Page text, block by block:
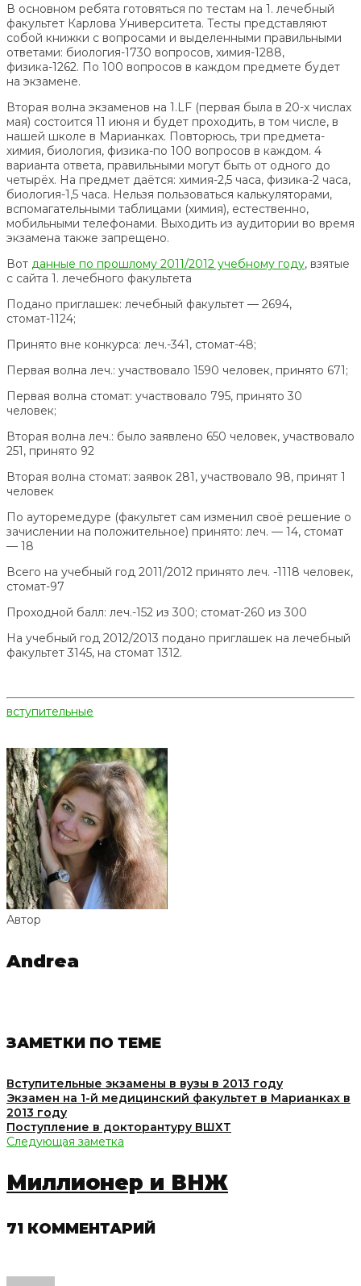
В основном ребята готовяться по тестам на 1. лечебный
факультет Карлова Университета. Тесты представляют
собой книжки с вопросами и выделенными правильными
ответами: биология-1730 вопросов, химия-1288,
физика-1262. По 100 вопросов в каждом предмете будет
на экзамене.
Вторая волна экзаменов на 1.LF (первая была в 20-х числах
мая) состоится 11 июня и будет проходить, в том числе, в
нашей школе в Марианках. Повторюсь, три предмета-
химия, биология, физика-по 100 вопросов в каждом. 4
варианта ответа, правильными могут быть от одного до
четырёх. На предмет даётся: химия-2,5 часа, физика-2 часа,
биология-1,5 часа. Нельзя пользоваться калькуляторами,
вспомагательными таблицами (химия), естественно,
мобильными телефонами. Выходить из аудитории во время
экзамена также запрещено.
Вот данные по прошлому 2011/2012 учебному году, взятые
с сайта 1. лечебного факультета
Подано приглашек: лечебный факультет — 2694,
стомат-1124;
Принято вне конкурса: леч.-341, стомат-48;
Первая волна леч.: участвовало 1590 человек, принято 671;
Первая волна стомат: участвовало 795, принято 30
человек;
Вторая волна леч.: было заявлено 650 человек, участвовало
251, принято 92
Вторая волна стомат: заявок 281, участвовало 98, принят 1
человек
По ауторемедуре (факультет сам изменил своё решение о
зачислении на положительное) принято: леч. — 14, стомат
— 18
Всего на учебный год 2011/2012 принято леч. -1118 человек,
стомат-97
Проходной балл: леч.-152 из 300; стомат-260 из 300
На учебный год 2012/2013 подано приглашек на лечебный
факультет 3145, на стомат 1312.
вступительные
Автор
Andrea
ЗАМЕТКИ ПО ТЕМЕ
Вступительные экзамены в вузы в 2013 году
Экзамен на 1-й медицинский факультет в Марианках в
2013 году
Поступление в докторантуру ВШХТ
Следующая заметка
Миллионер и ВНЖ
71 КОММЕНТАРИЙ